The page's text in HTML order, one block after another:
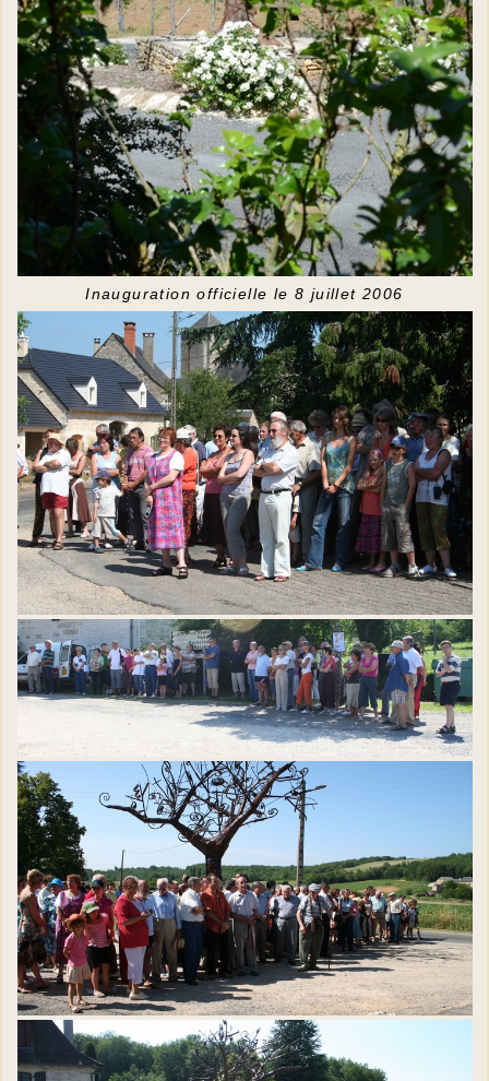
Inauguration officielle le 8 juillet 2006